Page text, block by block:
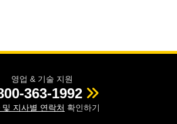
영업 & 기술 지원
363-1992
및 지사별 연락처 확인하기